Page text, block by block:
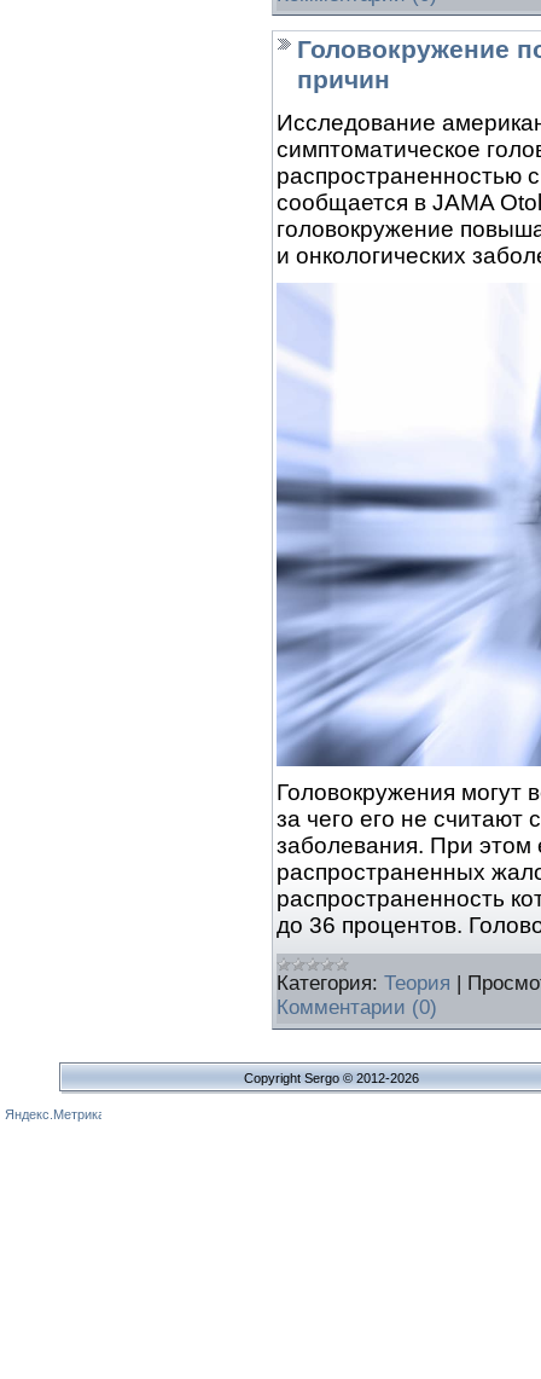
Головокружение
причин
Исследование
симптоматическое
распространенностью
сообщается в JAMA
головокружение
и онкологических
Головокружения могут
за чего его не считают
заболевания. При этом
распространенных
распространенность
до 36 процентов.
Категория: Теория
Комментарии (0)
Copyright Sergo © 2012-2026